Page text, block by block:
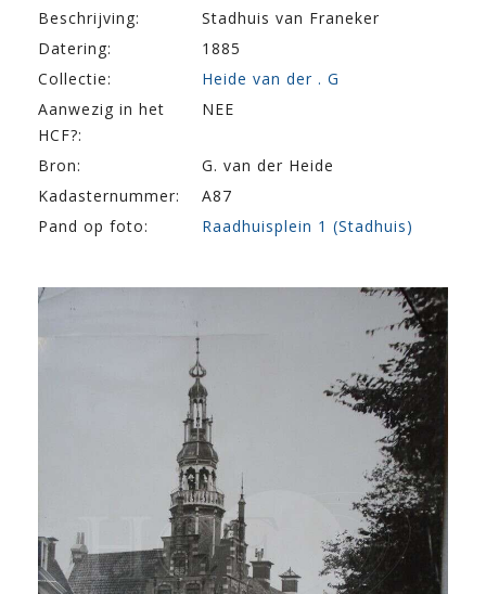
Beschrijving:
Stadhuis van Franeker
Datering:
1885
Collectie:
Heide van der . G
Aanwezig in het
HCF?:
NEE
Bron:
G. van der Heide
Kadasternummer:
A87
Pand op foto:
Raadhuisplein 1 (Stadhuis)